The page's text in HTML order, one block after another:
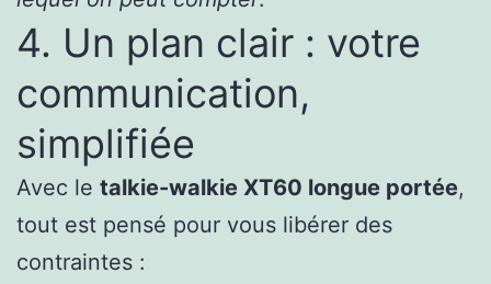
4. Un plan clair : votre
communication,
simplifiée
Avec le talkie-walkie XT60 longue portée,
tout est pensé pour vous libérer des
contraintes :